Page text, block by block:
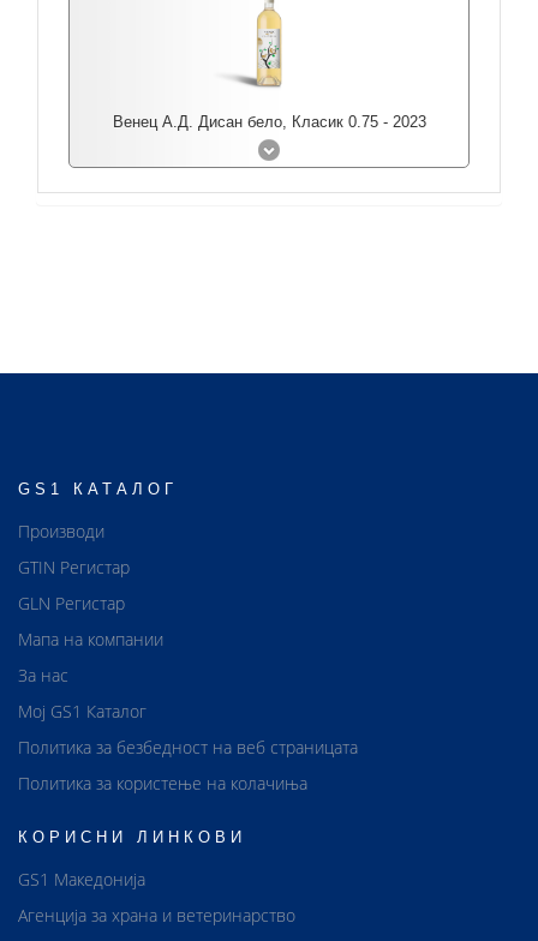
Венец А.Д. Дисан бело, Класик 0.75 - 2023
GS1 КАТАЛОГ
Производи
GTIN Регистар
GLN Регистар
Мапа на компании
За нас
Мој GS1 Каталог
Политика за безбедност на веб страницата
Политика за користење на колачиња
КОРИСНИ ЛИНКОВИ
GS1 Македонија
Агенција за храна и ветеринарство